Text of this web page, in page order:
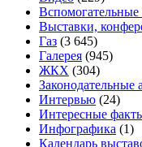
Вспомогательные
Выставки,
Газ (3 645)
Галерея (945)
ЖКХ (304)
Законодательные
Интервью (24)
Интересные
Инфографика (1)
Календарь